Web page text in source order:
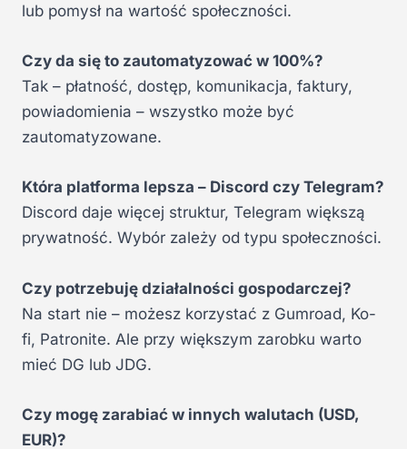
lub pomysł na wartość społeczności.
Czy da się to zautomatyzować w 100%?
Tak – płatność, dostęp, komunikacja, faktury,
powiadomienia – wszystko może być
zautomatyzowane.
Która platforma lepsza – Discord czy Telegram?
Discord daje więcej struktur, Telegram większą
prywatność. Wybór zależy od typu społeczności.
Czy potrzebuję działalności gospodarczej?
Na start nie – możesz korzystać z Gumroad, Ko-
fi, Patronite. Ale przy większym zarobku warto
mieć DG lub JDG.
Czy mogę zarabiać w innych walutach (USD,
EUR)?